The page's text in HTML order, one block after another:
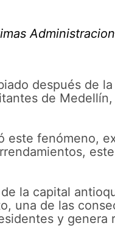
después de
de
fenómeno,
la capital
una de las
y genera